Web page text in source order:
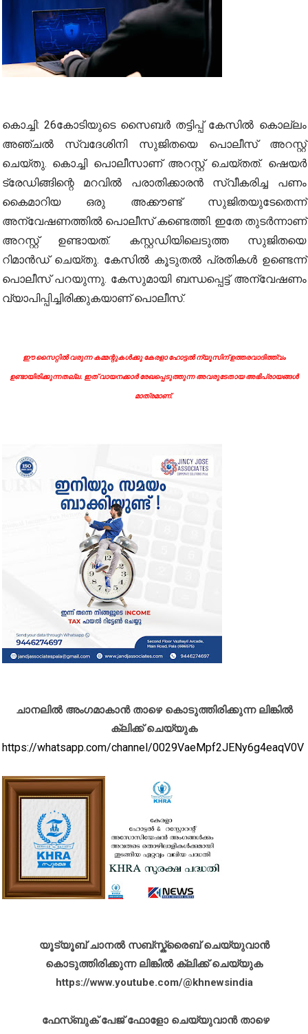
കൊച്ചി: 26കോടിയുടെ സൈബർ തട്ടിപ്പ് കേസിൽ കൊല്ലം
അഞ്ചൽ സ്വദേശിനി സുജിതയെ പൊലീസ് അറസ്റ്റ്
ചെയ്തു. കൊച്ചി പൊലീസാണ് അറസ്റ്റ് ചെയ്തത്. ഷെയർ
ട്രേഡിങ്ങിന്റെ മറവിൽ പരാതിക്കാരൻ സ്വീകരിച്ച പണം
കൈമാറിയ ഒരു അക്കൗണ്ട് സുജിതയുടേതെന്ന്
അന്വേഷണത്തിൽ പൊലീസ് കണ്ടെത്തി. ഇതേ തുടർന്നാണ്
അറസ്റ്റ് ഉണ്ടായത്. കസ്റ്റഡിയിലെടുത്ത സുജിതയെ
റിമാൻഡ് ചെയ്തു. കേസിൽ കൂടുതൽ പ്രതികൾ ഉണ്ടെന്ന്
പൊലീസ് പറയുന്നു. കേസുമായി ബന്ധപ്പെട്ട് അന്വേഷണം
വ്യാപിപ്പിച്ചിരിക്കുകയാണ് പൊലീസ്.
ഈ സൈറ്റിൽ വരുന്ന കമ്മന്റുകൾക്കു കേരളാ ഹോട്ടൽ ന്യൂസിന് ഉത്തരവാദിത്ത്വം
ഉണ്ടായിരിക്കുന്നതല്ല. ഇത് വായനക്കാർ രേഖപ്പെടുത്തുന്ന അവരുടേതായ അഭിപ്രായങ്ങൾ
മാത്രമാണ്.
ചാനലിൽ അംഗമാകാൻ താഴെ കൊടുത്തിരിക്കുന്ന ലിങ്കിൽ
ക്ലിക്ക് ചെയ്യുക
https://whatsapp.com/channel/0029VaeMpf2JENy6g4eaqV0V
യൂട്യൂബ് ചാനൽ സബ്സ്ക്രൈബ് ചെയ്യുവാൻ
കൊടുത്തിരിക്കുന്ന ലിങ്കിൽ ക്ലിക്ക് ചെയ്യുക
https://www.youtube.com/@khnewsindia
ഫേസ്ബുക് പേജ് ഫോളോ ചെയ്യുവാൻ താഴെ